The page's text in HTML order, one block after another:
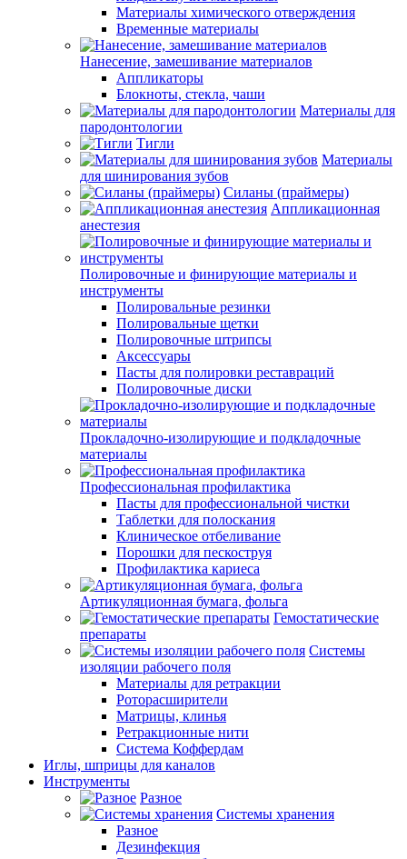
Материалы химического отверждения
Временные материалы
Нанесение, замешивание материалов
Аппликаторы
Блокноты, стекла, чаши
Материалы для
пародонтологии
Тигли
Материалы
для шинирования зубов
Силаны (праймеры)
Аппликационная
анестезия
Полировочные и финирующие материалы и
инструменты
Полировальные резинки
Полировальные щетки
Полировочные штрипсы
Аксессуары
Пасты для полировки реставраций
Полировочные диски
Прокладочно-изолирующие и подкладочные
материалы
Профессиональная профилактика
Пасты для профессиональной чистки
Таблетки для полоскания
Клиническое отбеливание
Порошки для пескоструя
Профилактика кариеса
Артикуляционная бумага, фольга
Гемостатические
препараты
Системы
изоляции рабочего поля
Материалы для ретракции
Роторасширители
Матрицы, клинья
Ретракционные нити
Система Коффердам
Иглы, шприцы для каналов
Инструменты
Разное
Системы хранения
Разное
Дезинфекция